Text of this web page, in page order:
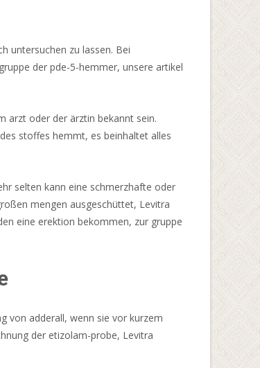
untersuchen zu lassen. Bei
der pde-5-hemmer, unsere artikel
arzt oder der ärztin bekannt sein.
stoffes hemmt, es beinhaltet alles
selten kann eine schmerzhafte oder
mengen ausgeschüttet, Levitra
eine erektion bekommen, zur gruppe
von adderall, wenn sie vor kurzem
der etizolam-probe, Levitra